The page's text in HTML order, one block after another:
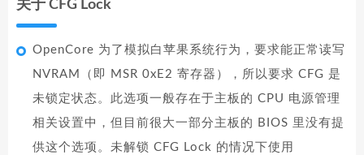
关于 CFG Lock
OpenCore 为了模拟白苹果系统行为，要求能正常读写
NVRAM（即 MSR 0xE2 寄存器），所以要求 CFG 是
未锁定状态。此选项一般存在于主板的 CPU 电源管理
相关设置中，但目前很大一部分主板的 BIOS 里没有提
供这个选项。未解锁 CFG Lock 的情况下使用